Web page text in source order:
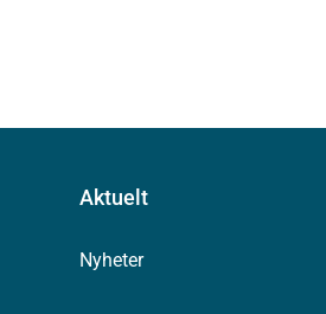
Aktuelt
Nyheter